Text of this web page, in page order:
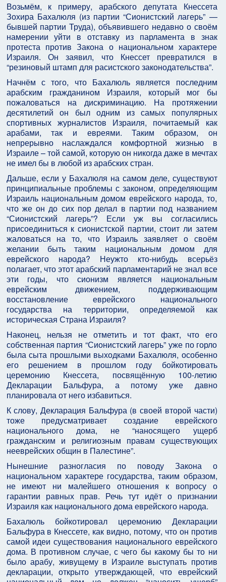
Возьмём, к примеру, арабского депутата Кнессета
Зохира Бахалюля (из партии “Сионистский лагерь” —
бывшей партии Труда), объявившего недавно о своём
намерении уйти в отставку из парламента в знак
протеста против Закона о национальном характере
Израиля. Он заявил, что Кнессет превратился в
“резиновый штамп для расистского законодательства”.
Начнём с того, что Бахалюль является последним
арабским гражданином Израиля, который мог бы
пожаловаться на дискриминацию. На протяжении
десятилетий он был одним из самых популярных
спортивных журналистов Израиля, почитаемый как
арабами, так и евреями. Таким образом, он
непрерывно наслаждался комфортной жизнью в
Израиле – той самой, которую он никогда даже в мечтах
не имел бы в любой из арабских стран.
Дальше, если у Бахалюля на самом деле, существуют
принципиальные проблемы с законом, определяющим
Израиль национальным домом еврейского народа, то,
что же он до сих пор делал в партии под названием
“Сионистский лагерь”? Если уж вы согласились
присоединиться к сионистской партии, стоит ли затем
жаловаться на то, что Израиль заявляет о своём
желании быть таким национальным домом для
еврейского народа? Неужто кто-нибудь всерьёз
полагает, что этот арабский парламентарий не знал все
эти годы, что сионизм является национальным
еврейским движением, поддерживающим
восстановление еврейского национального
государства на территории, определяемой как
историческая Страна Израиля?
Наконец, нельзя не отметить и тот факт, что его
собственная партия “Сионистский лагерь” уже по горло
была сыта прошлыми выходками Бахалюля, особенно
его решением в прошлом году бойкотировать
церемонию Кнессета, посвящённую 100-летию
Декларации Бальфура, а потому уже давно
планировала от него избавиться.
К слову, Декларация Бальфура (в своей второй части)
тоже предусматривает создание еврейского
национального дома, не “наносящего ущерб
гражданским и религиозным правам существующих
нееврейских общин в Палестине”.
Нынешние разногласия по поводу Закона о
национальном характере государства, таким образом,
не имеют ни малейшего отношения к вопросу о
гарантии равных прав. Речь тут идёт о признании
Израиля как национального дома еврейского народа.
Бахалюль бойкотировал церемонию Декларации
Бальфура в Кнессете, как видно, потому, что он против
самой идеи существования национального еврейского
дома. В противном случае, с чего бы какому бы то ни
было арабу, живущему в Израиле выступать против
декларации, открыто утверждающей, что еврейский